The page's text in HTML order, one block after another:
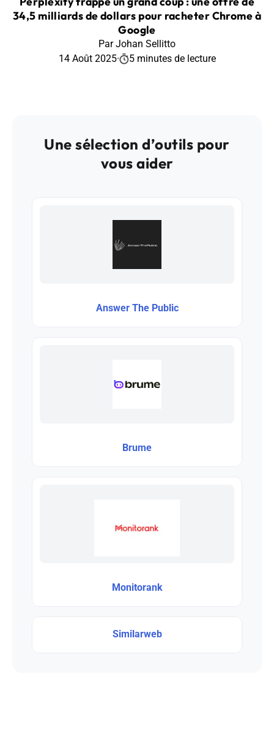
34,5 milliards de dollars pour racheter Chrome à
Google
Par Johan Sellitto
14 Août 2025· 5 minutes de lecture
Une sélection d’outils pour
vous aider
Answer The Public
Brume
Monitorank
Similarweb